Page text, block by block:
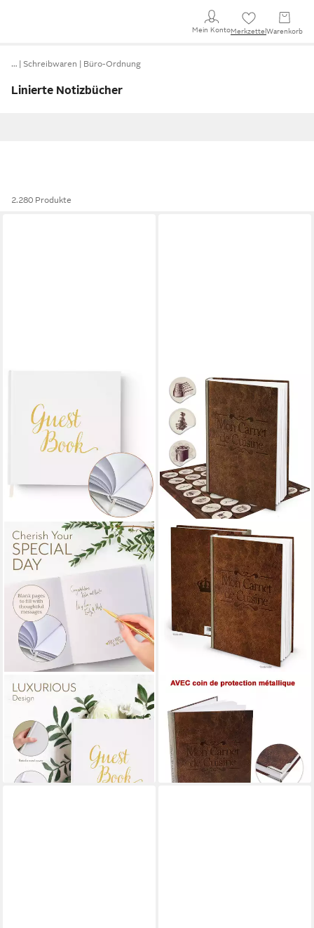
Mein KontoMerkzettel Warenkorb
… Schreibwaren Büro-Ordnung
Linierte Notizbücher
2.280 Produkte
YOUR PERFECT DAY
Notizbuch Your Perfect Day
Hochzeits-Gästebuch mit
Elfenbeinband, 64 Seiten
19,99 €
lieferbar - in 3-4 Werktagen bei dir
LOGBUCH-VERLAG
Notizbuch XXL Rezeptbuch
zum Selberschreiben MON
CARNET de CUISINE LEDER-
24,10 €
lieferbar - in 3-4 Werktagen bei dir